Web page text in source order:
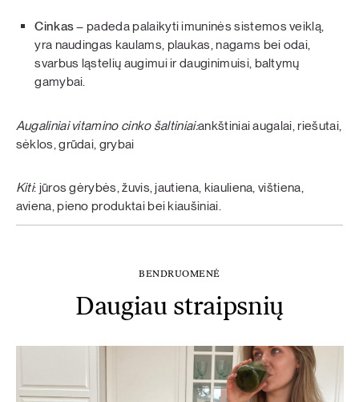
Cinkas– padeda palaikyti imuninės sistemos veiklą,
yra naudingas kaulams, plaukas, nagams bei odai,
svarbus ląstelių augimui ir dauginimuisi, baltymų
gamybai.
Augaliniai vitamino cinko šaltiniai:ankštiniai augalai, riešutai,
sėklos, grūdai, grybai
Kiti: jūros gėrybės, žuvis, jautiena, kiauliena, vištiena,
aviena, pieno produktai bei kiaušiniai.
BENDRUOMENĖ
Daugiau straipsnių